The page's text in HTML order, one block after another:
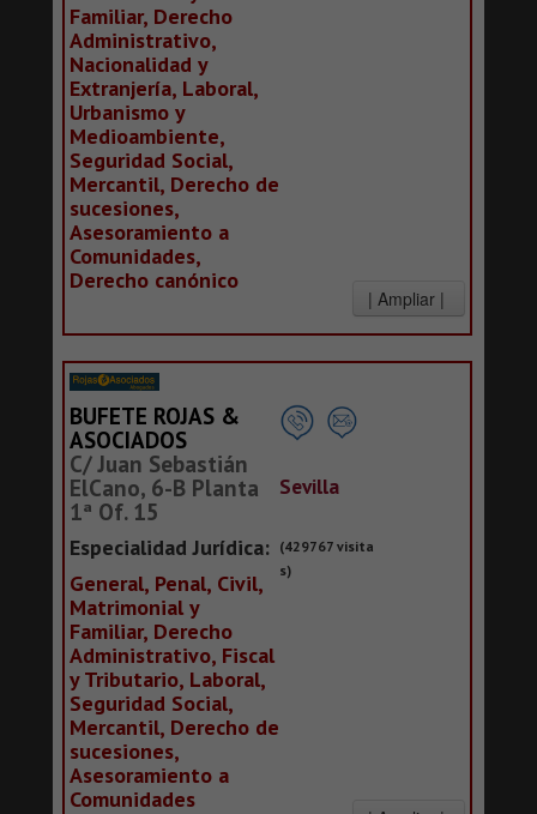
Familiar, Derecho
Administrativo,
Nacionalidad y
Extranjería, Laboral,
Urbanismo y
Medioambiente,
Seguridad Social,
Mercantil, Derecho de
sucesiones,
Asesoramiento a
Comunidades,
Derecho canónico
BUFETE ROJAS &
ASOCIADOS
C/ Juan Sebastián
ElCano, 6-B Planta
1ª Of. 15
Especialidad Jurídica:
General, Penal, Civil,
Matrimonial y
Familiar, Derecho
Administrativo, Fiscal
y Tributario, Laboral,
Seguridad Social,
Mercantil, Derecho de
sucesiones,
Asesoramiento a
Comunidades
Sevilla
(429767 visita
s)